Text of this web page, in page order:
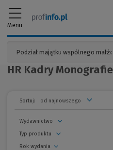
Menu
HR Kadry Monografie
Sortuj:
Wydawnictwo
Rok wydania
Typ produktu